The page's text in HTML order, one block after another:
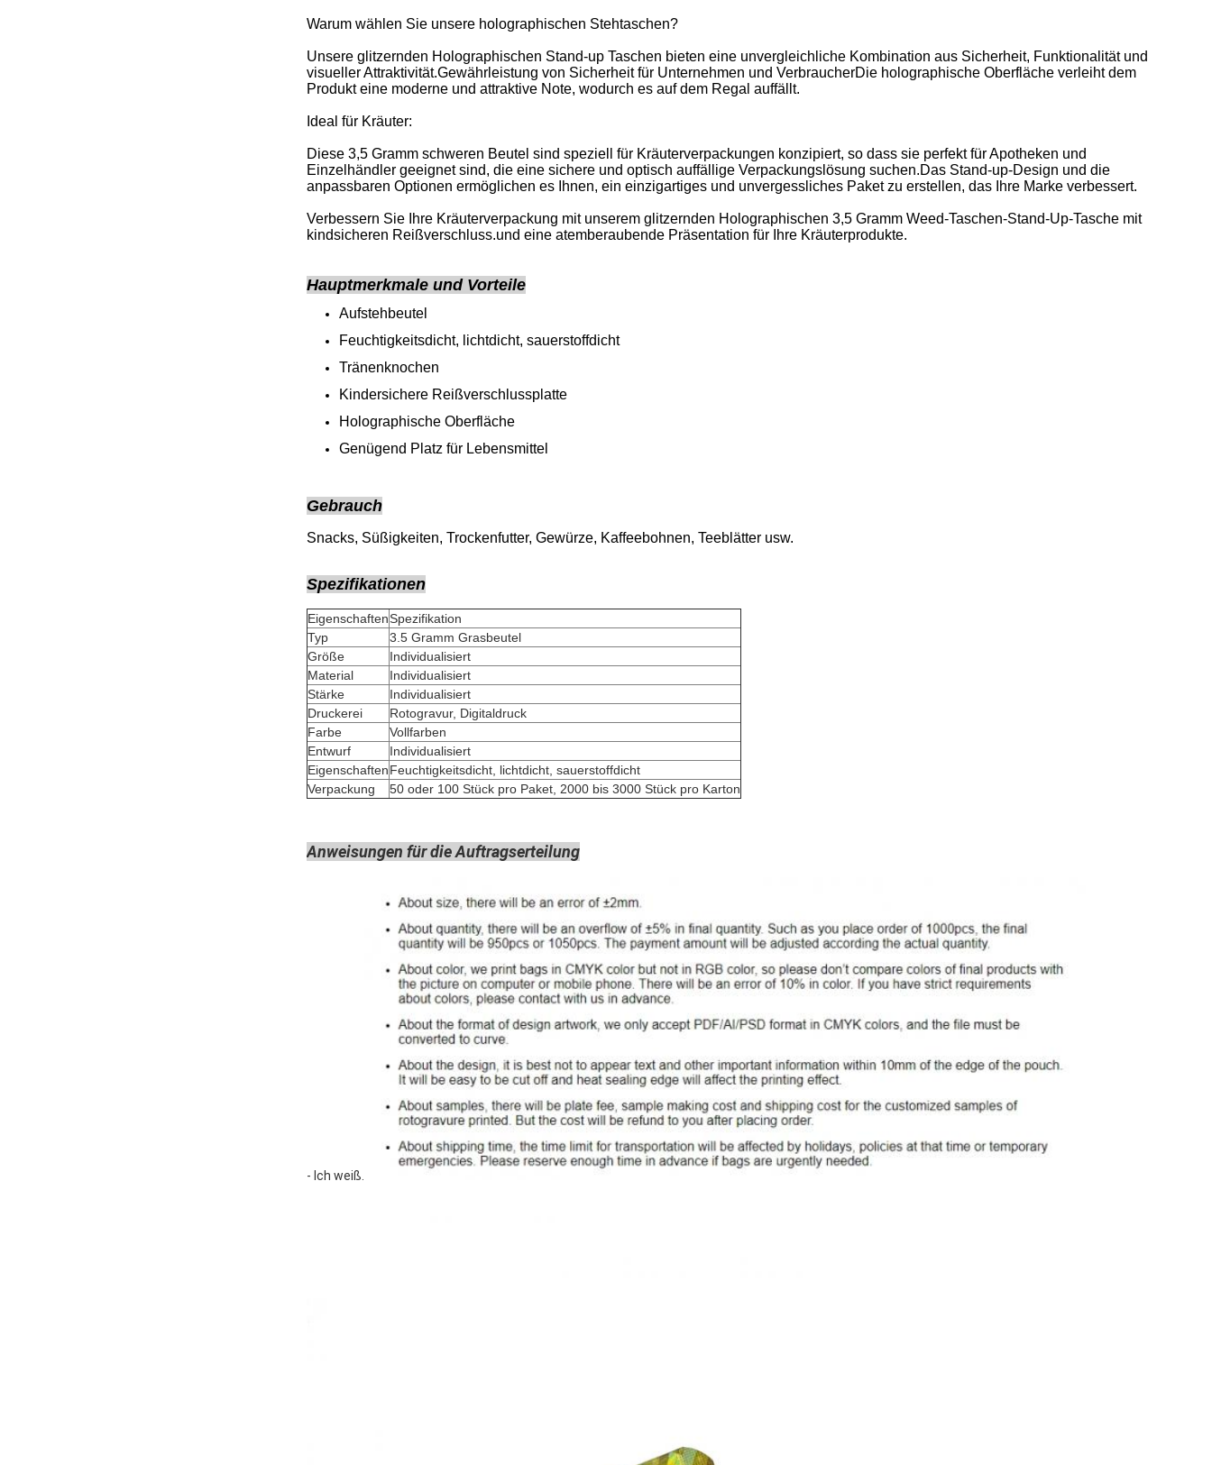
Warum wählen Sie unsere holographischen Stehtaschen?
Unsere glitzernden Holographischen Stand-up Taschen bieten eine unvergleichliche Kombination aus Sicherheit, Funktionalität und
visueller Attraktivität.Gewährleistung von Sicherheit für Unternehmen und VerbraucherDie holographische Oberfläche verleiht dem
Produkt eine moderne und attraktive Note, wodurch es auf dem Regal auffällt.
Ideal für Kräuter:
Diese 3,5 Gramm schweren Beutel sind speziell für Kräuterverpackungen konzipiert, so dass sie perfekt für Apotheken und
Einzelhändler geeignet sind, die eine sichere und optisch auffällige Verpackungslösung suchen.Das Stand-up-Design und die
anpassbaren Optionen ermöglichen es Ihnen, ein einzigartiges und unvergessliches Paket zu erstellen, das Ihre Marke verbessert.
Verbessern Sie Ihre Kräuterverpackung mit unserem glitzernden Holographischen 3,5 Gramm Weed-Taschen-Stand-Up-Tasche mit
kindsicheren Reißverschluss.und eine atemberaubende Präsentation für Ihre Kräuterprodukte.
Hauptmerkmale und Vorteile
Aufstehbeutel
Feuchtigkeitsdicht, lichtdicht, sauerstoffdicht
Tränenknochen
Kindersichere Reißverschlussplatte
Holographische Oberfläche
Genügend Platz für Lebensmittel
Gebrauch
Snacks, Süßigkeiten, Trockenfutter, Gewürze, Kaffeebohnen, Teeblätter usw.
Spezifikationen
EigenschaftenSpezifikation
Typ
3.5 Gramm Grasbeutel
Größe
Individualisiert
Material
Individualisiert
Stärke
Individualisiert
Druckerei
Rotogravur, Digitaldruck
Farbe
Vollfarben
Entwurf
Individualisiert
EigenschaftenFeuchtigkeitsdicht, lichtdicht, sauerstoffdicht
Verpackung
50 oder 100 Stück pro Paket, 2000 bis 3000 Stück pro Karton
Anweisungen für die Auftragserteilung
- Ich weiß.